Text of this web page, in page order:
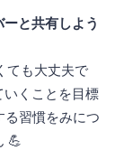
と共有しよう
ても大丈夫で
くことを目標
る習慣をみにつ
💪